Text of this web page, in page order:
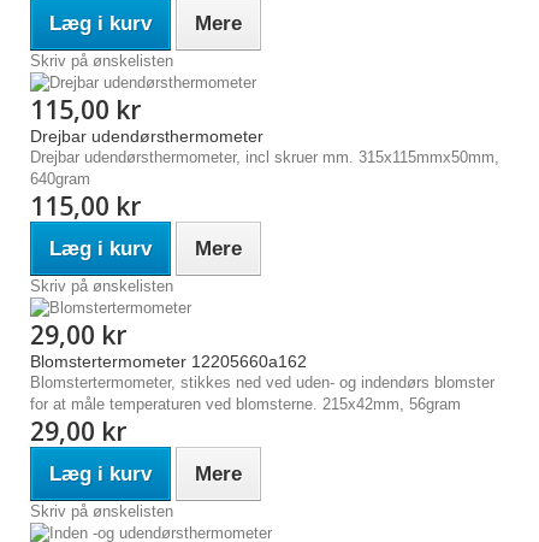
Læg i kurv Mere
Skriv på ønskelisten
115,00 kr
Drejbar udendørsthermometer
Drejbar udendørsthermometer, incl skruer mm. 315x115mmx50mm,
640gram
115,00 kr
Læg i kurv Mere
Skriv på ønskelisten
29,00 kr
Blomstertermometer 12205660a162
Blomstertermometer, stikkes ned ved uden- og indendørs blomster
for at måle temperaturen ved blomsterne. 215x42mm, 56gram
29,00 kr
Læg i kurv Mere
Skriv på ønskelisten